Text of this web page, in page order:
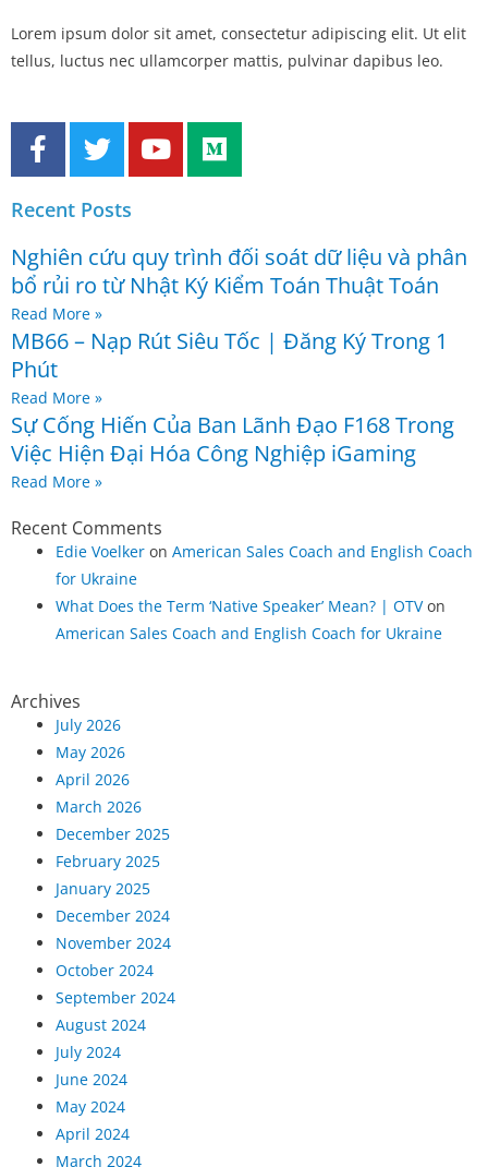
Lorem ipsum dolor sit amet, consectetur adipiscing elit. Ut elit
tellus, luctus nec ullamcorper mattis, pulvinar dapibus leo.
F
a
c
e
b
o
o
k
-
f
T
w
i
t
t
e
r
Y
o
u
b
e
M
e
d
u
m
Recent Posts
Nghiên cứu quy trình đối soát dữ liệu và phân
bổ rủi ro từ Nhật Ký Kiểm Toán Thuật Toán
Read More »
MB66 – Nạp Rút Siêu Tốc | Đăng Ký Trong 1
Phút
Read More »
Sự Cống Hiến Của Ban Lãnh Đạo F168 Trong
Việc Hiện Đại Hóa Công Nghiệp iGaming
Read More »
Recent Comments
Edie Voelker onAmerican Sales Coach and English Coach
for Ukraine
What Does the Term ‘Native Speaker’ Mean? | OTVon
American Sales Coach and English Coach for Ukraine
Archives
July 2026
May 2026
April 2026
March 2026
December 2025
February 2025
January 2025
December 2024
November 2024
October 2024
September 2024
August 2024
July 2024
June 2024
May 2024
April 2024
March 2024